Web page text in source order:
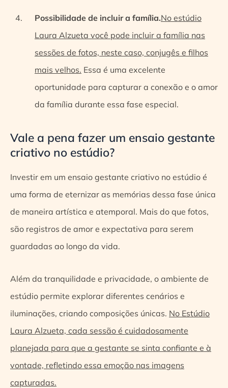
Possibilidade de incluir a família.No estúdio
Laura Alzueta você pode incluir a família nas
sessões de fotos, neste caso, conjugês e filhos
mais velhos. Essa é uma excelente
oportunidade para capturar a conexão e o amor
da família durante essa fase especial.
Vale a pena fazer um ensaio gestante
criativo no estúdio?
Investir em um ensaio gestante criativo no estúdio é
uma forma de eternizar as memórias dessa fase única
de maneira artística e atemporal. Mais do que fotos,
são registros de amor e expectativa para serem
guardadas ao longo da vida.
Além da tranquilidade e privacidade, o ambiente de
estúdio permite explorar diferentes cenários e
iluminações, criando composições únicas. No Estúdio
Laura Alzueta, cada sessão é cuidadosamente
planejada para que a gestante se sinta confiante e à
vontade, refletindo essa emoção nas imagens
capturadas.